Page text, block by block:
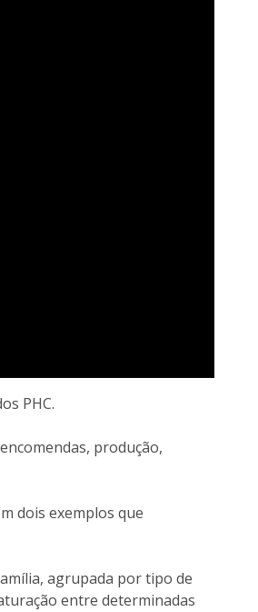
PHC.
produção,
dois exemplos que
agrupada por tipo de
entre determinadas